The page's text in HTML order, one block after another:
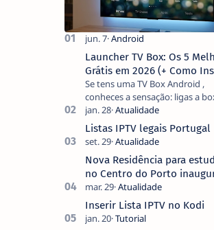
Launcher TV Box: Os 5
Grátis em 2026 (+ Como
Se tens uma TV Box Android ,
conheces a sensação: ligas a
ver um filme e o ecrã inicial está
coberto de sugestões que não
pediste, ban…
Listas IPTV legais Portugal
Nova Residência para
no Centro do Porto
Inserir Lista IPTV no Kodi